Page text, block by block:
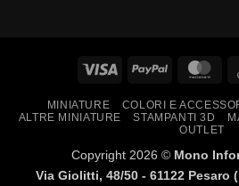
Visa PayPal
MINIATURE COLORI E
ALTRE MINIATURE
STAMPANTI 3D
OUTLET
Copyright 2026 © Mono
Via Giolitti, 48/50 - 61122 Pesaro